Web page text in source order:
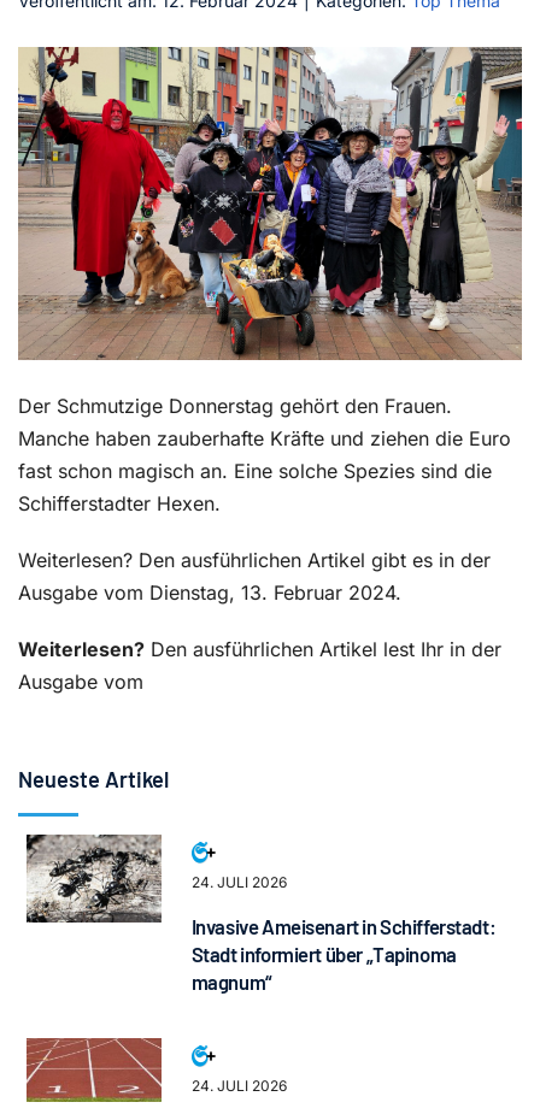
Der Schmutzige Donnerstag gehört den Frauen.
Manche haben zauberhafte Kräfte und ziehen die Euro
fast schon magisch an. Eine solche Spezies sind die
Schifferstadter Hexen.
Weiterlesen? Den ausführlichen Artikel gibt es in der
Ausgabe vom Dienstag, 13. Februar 2024.
Weiterlesen? Den ausführlichen Artikel lest Ihr in der
Ausgabe vom
Neueste Artikel
24. JULI 2026
Invasive Ameisenart in Schifferstadt:
Stadt informiert über „Tapinoma
magnum“
24. JULI 2026